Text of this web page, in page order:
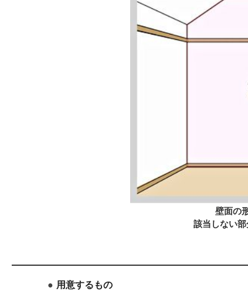
壁面の
該当しない部
用意するもの